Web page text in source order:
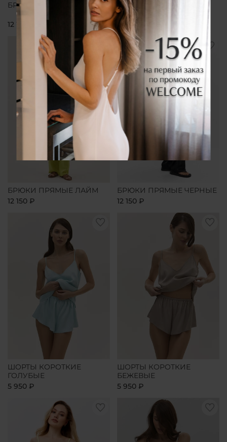
БРЮКИ ПРЯМЫЕ БЕЛЫЕ
12 150 ₽
БРЮКИ ПРЯМЫЕ
РОЗОВЫЕ
12 150 ₽
БРЮКИ ПРЯМЫЕ ЛАЙМ
12 150 ₽
БРЮКИ ПРЯМЫЕ ЧЕРНЫЕ
12 150 ₽
ШОРТЫ КОРОТКИЕ
ГОЛУБЫЕ
5 950 ₽
ШОРТЫ КОРОТКИЕ
БЕЖЕВЫЕ
5 950 ₽